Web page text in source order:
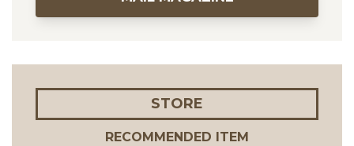
STORE
RECOMMENDED ITEM